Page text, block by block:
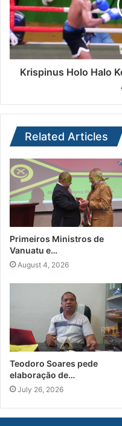
Krispinus Holo Halo
Related Articles
Primeiros Ministros de
Vanuatu e…
August 4, 2026
Teodoro Soares pede
elaboração de…
July 26, 2026